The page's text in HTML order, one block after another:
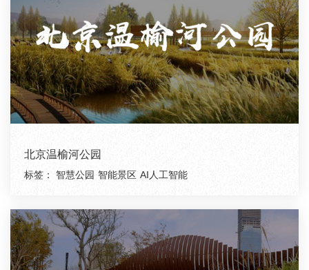
北京温榆河公园
标签： 智慧公园 智能景区 AI人工智能